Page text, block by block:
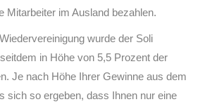
Mitarbeiter im Ausland bezahlen.
wurde der Soli
in Höhe von 5,5 Prozent der
Je nach Höhe Ihrer Gewinne aus dem
sich so ergeben, dass Ihnen nur eine